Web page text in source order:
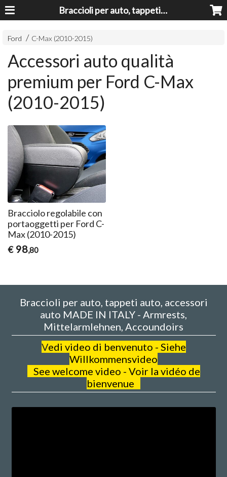
Braccioli per auto, tappeti auto, accessori auto MADE IN ITALY - Armrests, Mittelarmlehnen, Accoundoirs
Ford C-Max (2010-2015)
Accessori auto qualità
premium per Ford C-Max
(2010-2015)
Bracciolo regolabile con
portaoggetti per Ford C-
Max (2010-2015)
€ 98,80
Braccioli per auto, tappeti auto, accessori
auto MADE IN ITALY - Armrests,
Mittelarmlehnen, Accoundoirs
Vedi video di benvenuto - Siehe
Willkommensvideo
See welcome video - Voir la vidéo de
bienvenue